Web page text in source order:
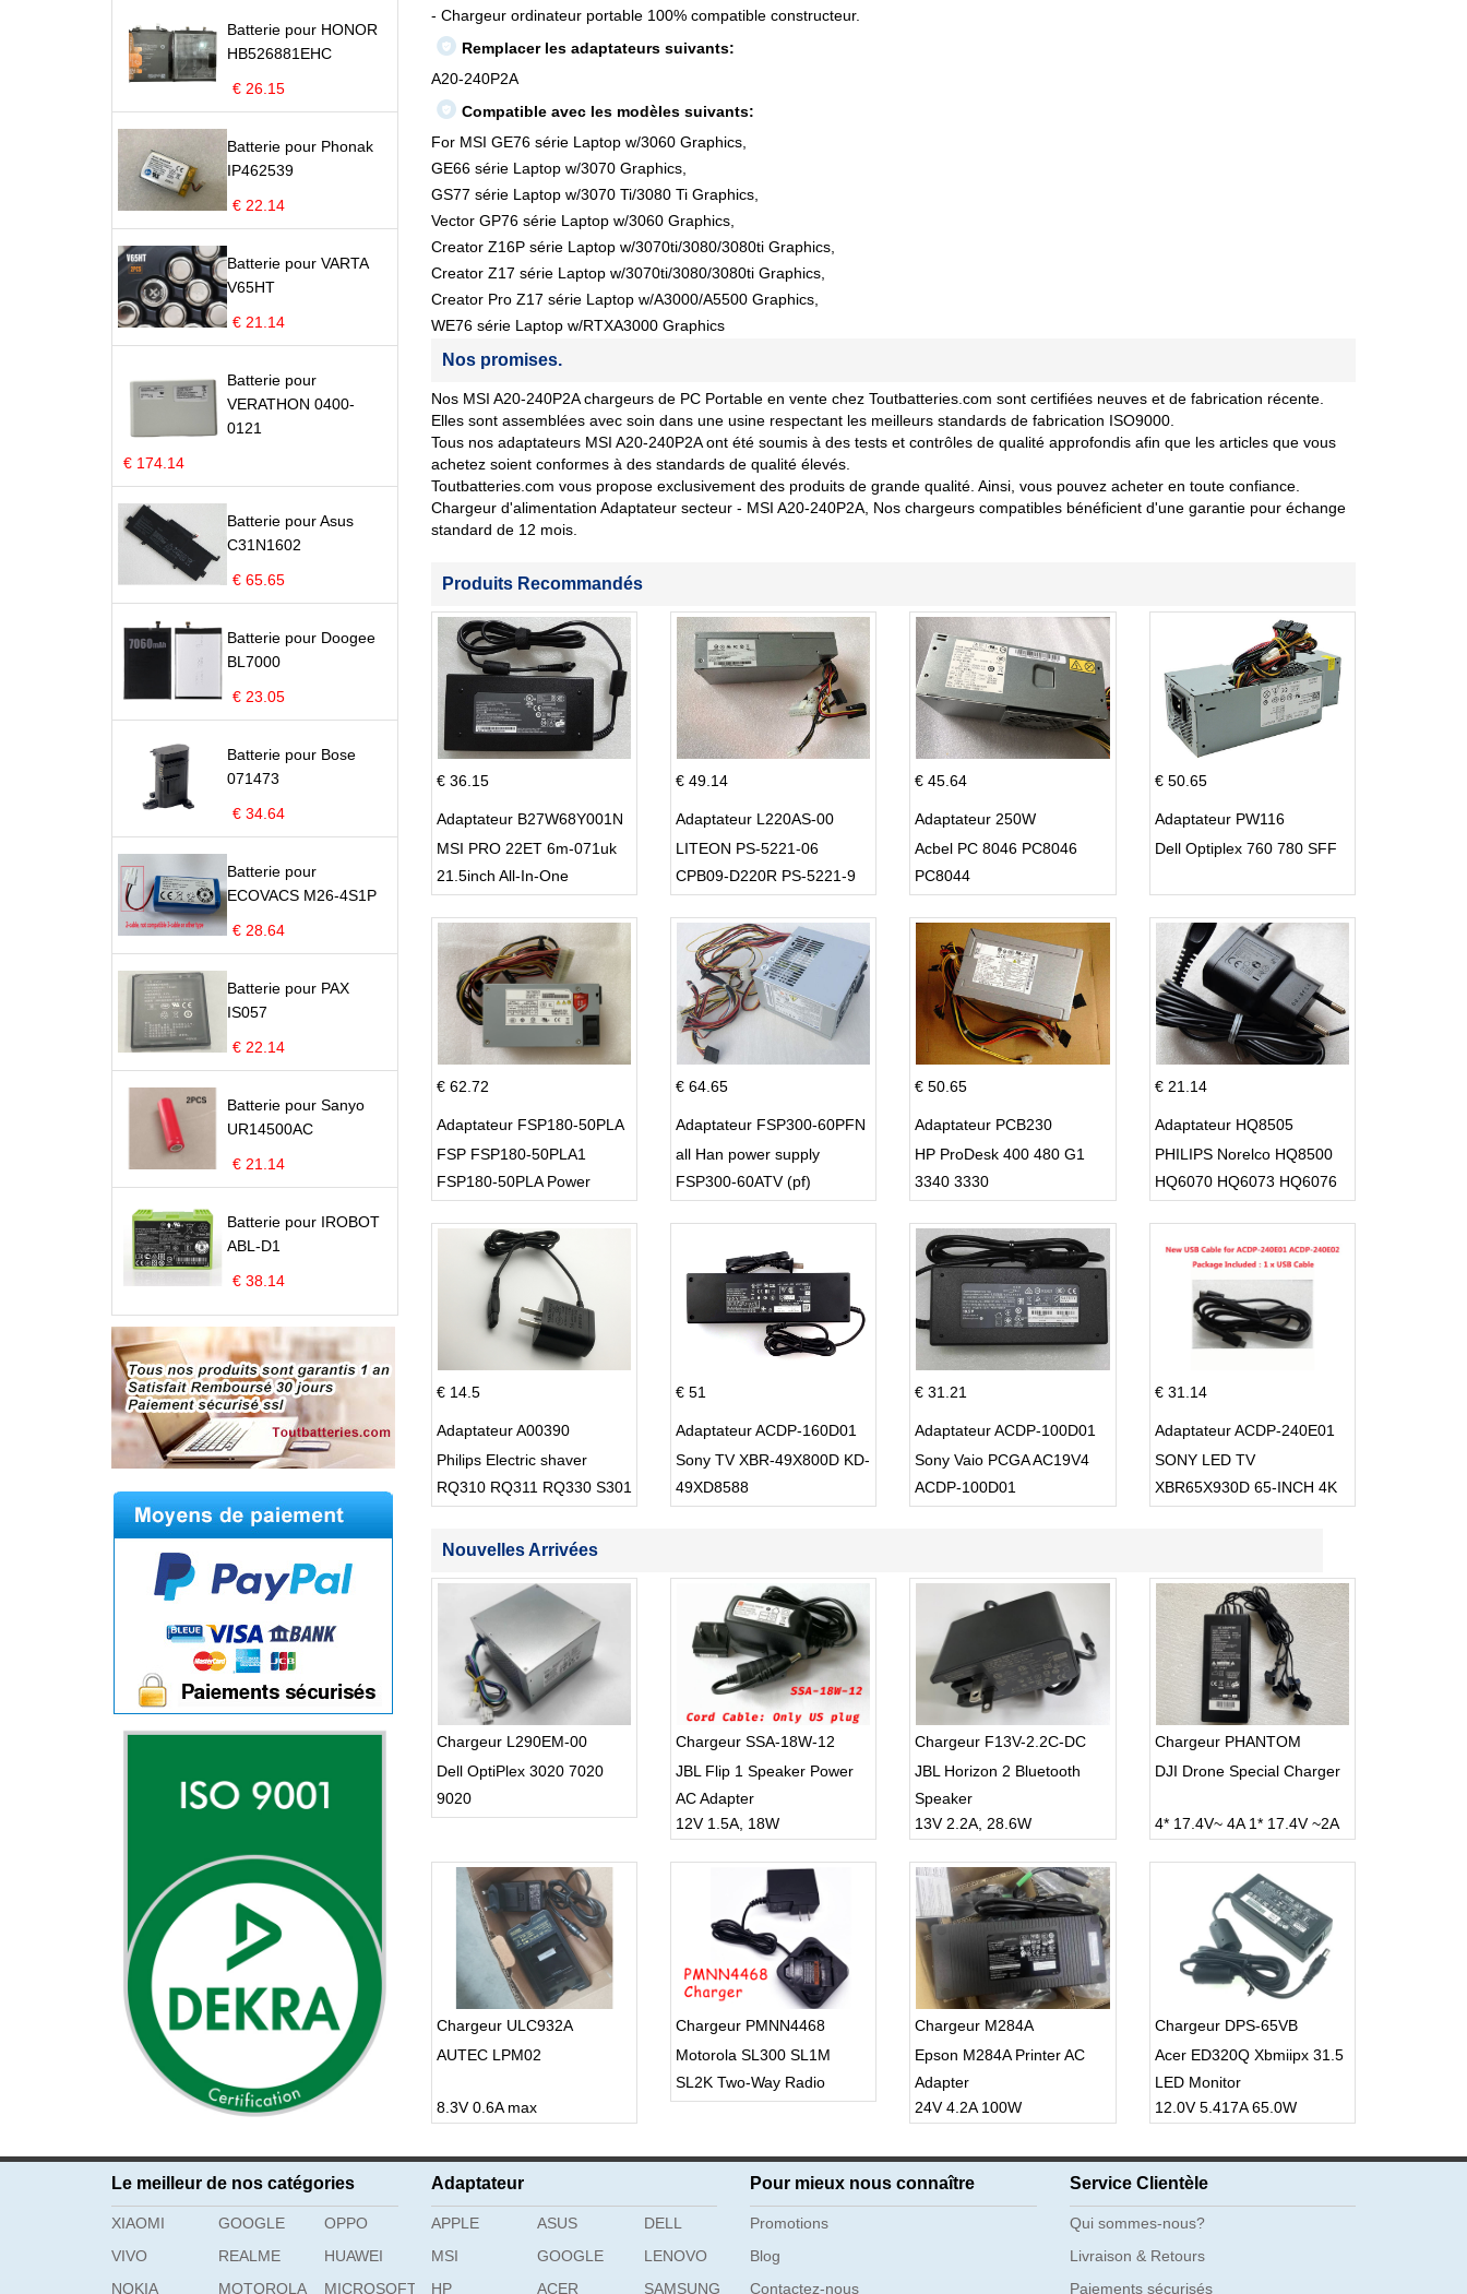
Batterie pour HONOR
HB526881EHC
€ 26.15
Batterie pour Phonak
IP462539
€ 22.14
Batterie pour VARTA
V65HT
€ 21.14
Batterie pour
VERATHON 0400-
0121
€ 174.14
Batterie pour Asus
C31N1602
€ 65.65
Batterie pour Doogee
BL7000
€ 23.05
Batterie pour Bose
071473
€ 34.64
Batterie pour
ECOVACS M26-4S1P
€ 28.64
Batterie pour PAX
IS057
€ 22.14
Batterie pour Sanyo
UR14500AC
€ 21.14
Batterie pour IROBOT
ABL-D1
€ 38.14
- Chargeur ordinateur portable 100% compatible constructeur.
Remplacer les adaptateurs suivants:
A20-240P2A
Compatible avec les modèles suivants:
For MSI GE76 série Laptop w/3060 Graphics,
GE66 série Laptop w/3070 Graphics,
GS77 série Laptop w/3070 Ti/3080 Ti Graphics,
Vector GP76 série Laptop w/3060 Graphics,
Creator Z16P série Laptop w/3070ti/3080/3080ti Graphics,
Creator Z17 série Laptop w/3070ti/3080/3080ti Graphics,
Creator Pro Z17 série Laptop w/A3000/A5500 Graphics,
WE76 série Laptop w/RTXA3000 Graphics
Nos promises.
Nos MSI A20-240P2A chargeurs de PC Portable en vente chez Toutbatteries.com sont certifiées neuves et de fabrication récente.
Elles sont assemblées avec soin dans une usine respectant les meilleurs standards de fabrication ISO9000.
Tous nos adaptateurs MSI A20-240P2A ont été soumis à des tests et contrôles de qualité approfondis afin que les articles que vous
achetez soient conformes à des standards de qualité élevés.
Toutbatteries.com vous propose exclusivement des produits de grande qualité. Ainsi, vous pouvez acheter en toute confiance.
Chargeur d'alimentation Adaptateur secteur - MSI A20-240P2A, Nos chargeurs compatibles bénéficient d'une garantie pour échange
standard de 12 mois.
Produits Recommandés
€ 36.15
Adaptateur B27W68Y001N
MSI PRO 22ET 6m-071uk
21.5inch All-In-One
€ 49.14
Adaptateur L220AS-00
LITEON PS-5221-06
CPB09-D220R PS-5221-9
€ 45.64
Adaptateur 250W
Acbel PC 8046 PC8046
PC8044
€ 50.65
Adaptateur PW116
Dell Optiplex 760 780 SFF
€ 62.72
Adaptateur FSP180-50PLA
FSP FSP180-50PLA1
FSP180-50PLA Power
€ 64.65
Adaptateur FSP300-60PFN
all Han power supply
FSP300-60ATV (pf)
€ 50.65
Adaptateur PCB230
HP ProDesk 400 480 G1
3340 3330
€ 21.14
Adaptateur HQ8505
PHILIPS Norelco HQ8500
HQ6070 HQ6073 HQ6076
€ 14.5
Adaptateur A00390
Philips Electric shaver
RQ310 RQ311 RQ330 S301
€ 51
Adaptateur ACDP-160D01
Sony TV XBR-49X800D KD-
49XD8588
€ 31.21
Adaptateur ACDP-100D01
Sony Vaio PCGA AC19V4
ACDP-100D01
€ 31.14
Adaptateur ACDP-240E01
SONY LED TV
XBR65X930D 65-INCH 4K
Nouvelles Arrivées
Chargeur L290EM-00
Dell OptiPlex 3020 7020
9020
Chargeur SSA-18W-12
JBL Flip 1 Speaker Power
AC Adapter
12V 1.5A, 18W
Chargeur F13V-2.2C-DC
JBL Horizon 2 Bluetooth
Speaker
13V 2.2A, 28.6W
Chargeur PHANTOM
DJI Drone Special Charger
4* 17.4V~ 4A 1* 17.4V ~2A
Chargeur ULC932A
AUTEC LPM02
8.3V 0.6A max
Chargeur PMNN4468
Motorola SL300 SL1M
SL2K Two-Way Radio
Chargeur M284A
Epson M284A Printer AC
Adapter
24V 4.2A 100W
Chargeur DPS-65VB
Acer ED320Q Xbmiipx 31.5
LED Monitor
12.0V 5.417A 65.0W
Le meilleur de nos catégories
XIAOMI GOOGLE
OPPO
VIVO
REALME
HUAWEI
NOKIA
MOTOROLA MICROSOFT
Adaptateur
APPLE ASUS
DELL
MSI
GOOGLE
LENOVO
HP
ACER SAMSUNG
Pour mieux nous connaître
Promotions
Blog
Contactez-nous
Service Clientèle
Qui sommes-nous?
Livraison & Retours
Paiements sécurisés